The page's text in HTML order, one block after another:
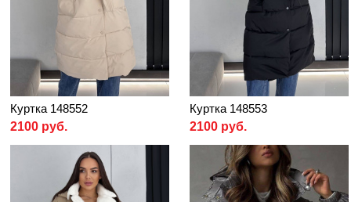
Куртка 148552
2100 руб.
Куртка 148553
2100 руб.